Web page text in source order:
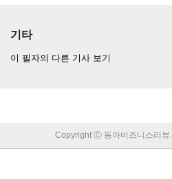
기타
이 필자의 다른 기사 보기
Copyright Ⓒ 동아비즈니스리뷰